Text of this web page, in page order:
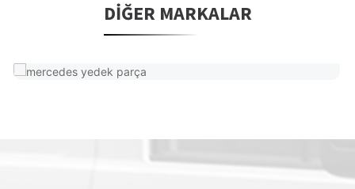
DIĞER MARKALAR